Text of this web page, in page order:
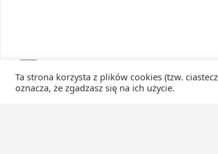
Ta strona korzysta z plików cookies (tzw.
oznacza, że zgadzasz się na ich użycie.